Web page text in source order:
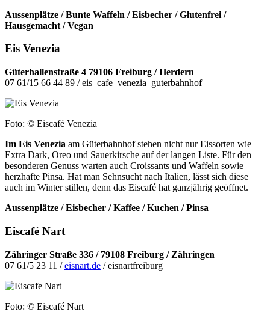
Aussenplätze / Bunte Waffeln / Eisbecher / Glutenfrei /
Hausgemacht / Vegan
Eis Venezia
Güterhallenstraße 4 79106 Freiburg / Herdern
07 61/15 66 44 89 / eis_cafe_venezia_guterbahnhof
Foto: © Eiscafé Venezia
Im Eis Venezia am Güterbahnhof stehen nicht nur Eissorten wie
Extra Dark, Oreo und Sauerkirsche auf der langen Liste. Für den
besonderen Genuss warten auch Croissants und Waffeln sowie
herzhafte Pinsa. Hat man Sehnsucht nach Italien, lässt sich diese
auch im Winter stillen, denn das Eiscafé hat ganzjährig geöffnet.
Aussenplätze / Eisbecher / Kaffee / Kuchen / Pinsa
Eiscafé Nart
Zähringer Straße 336 / 79108 Freiburg / Zähringen
07 61/5 23 11 /eisnart.de / eisnartfreiburg
Foto: © Eiscafé Nart